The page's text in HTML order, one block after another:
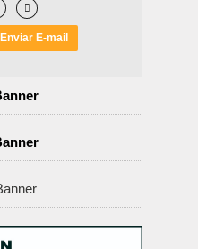

Enviar E-mail